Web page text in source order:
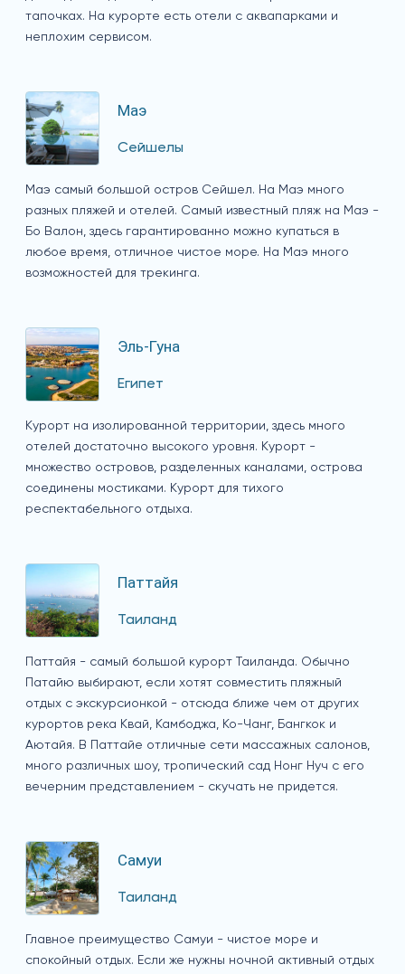
тапочках. На курорте есть отели с аквапарками и
неплохим сервисом.
Маэ
Сейшелы
Маэ самый большой остров Сейшел. На Маэ много
разных пляжей и отелей. Самый известный пляж на Маэ -
Бо Валон, здесь гарантированно можно купаться в
любое время, отличное чистое море. На Маэ много
возможностей для трекинга.
Эль-Гуна
Египет
Курорт на изолированной территории, здесь много
отелей достаточно высокого уровня. Курорт -
множество островов, разделенных каналами, острова
соединены мостиками. Курорт для тихого
респектабельного отдыха.
Паттайя
Таиланд
Паттайя - самый большой курорт Таиланда. Обычно
Патайю выбирают, если хотят совместить пляжный
отдых с экскурсионкой - отсюда ближе чем от других
курортов река Квай, Камбоджа, Ко-Чанг, Бангкок и
Аютайя. В Паттайе отличные сети массажных салонов,
много различных шоу, тропический сад Нонг Нуч с его
вечерним представлением - скучать не придется.
Самуи
Таиланд
Главное преимущество Самуи - чистое море и
спокойный отдых. Если же нужны ночной активный отдых